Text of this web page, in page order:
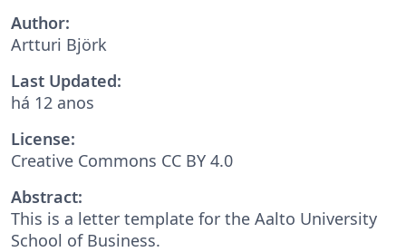
Author:
Artturi Björk
Last Updated:
há 12 anos
License:
Creative Commons CC BY 4.0
Abstract:
This is a letter template for the Aalto University
School of Business.